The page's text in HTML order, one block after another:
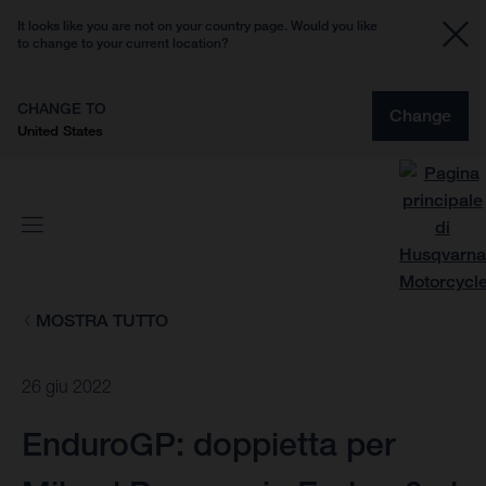
It looks like you are not on your country page. Would you like
to change to your current location?
CHANGE TO
United States
Change
MOSTRA TUTTO
26 giu 2022
EnduroGP: doppietta per